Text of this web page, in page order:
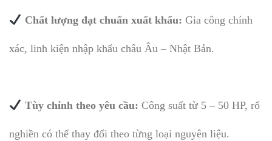
Chất lượng đạt chuẩn xuất khẩu: Gia công chính
xác, linh kiện nhập khẩu châu Âu – Nhật Bản.
Tùy chỉnh theo yêu cầu: Công suất từ 5 – 50 HP, rổ
nghiền có thể thay đổi theo từng loại nguyên liệu.